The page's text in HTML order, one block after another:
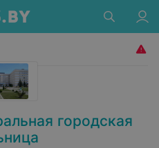
городская